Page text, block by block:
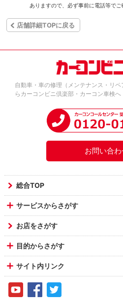
ありますので、必ず事前に電話等でご
店舗詳細TOPに戻る
自動車・車の修理（メンテナンス・リ
らカーコンビニ倶楽部・カーコン車検へ
お問い合
総合TOP
サービスからさがす
お店をさがす
目的からさがす
サイト内リンク